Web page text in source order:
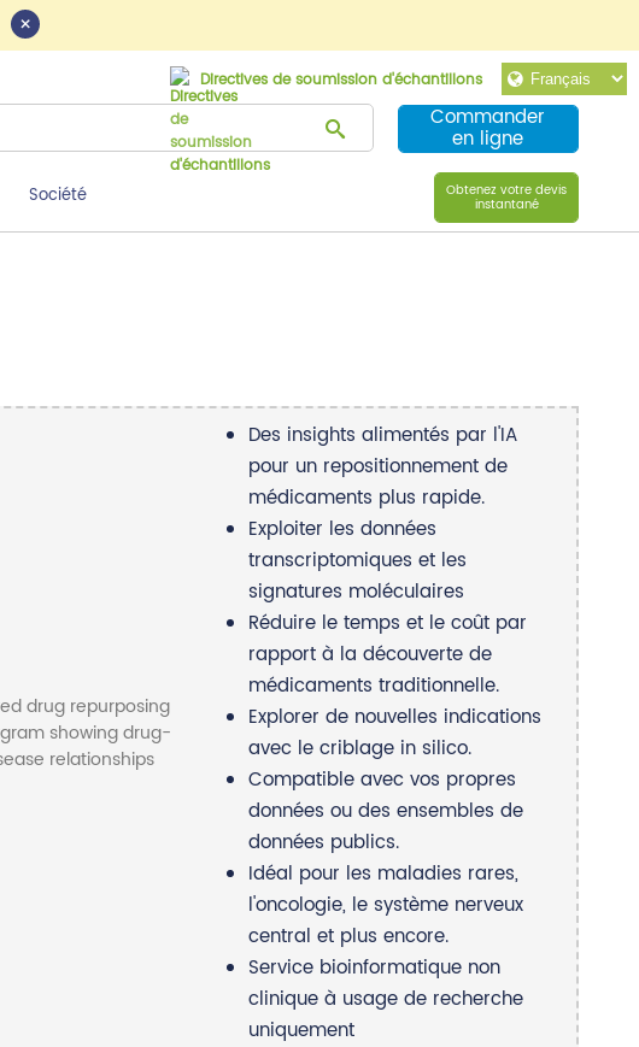
×
Directives de soumission d'échantillons
Commander
en ligne
Société Obtenez votre devis
instantané
Des insights alimentés par l'IA
pour un repositionnement de
médicaments plus rapide.
Exploiter les données
transcriptomiques et les
signatures moléculaires
Réduire le temps et le coût par
rapport à la découverte de
médicaments traditionnelle.
Explorer de nouvelles indications
avec le criblage in silico.
Compatible avec vos propres
données ou des ensembles de
données publics.
Idéal pour les maladies rares,
l'oncologie, le système nerveux
central et plus encore.
Service bioinformatique non
clinique à usage de recherche
uniquement